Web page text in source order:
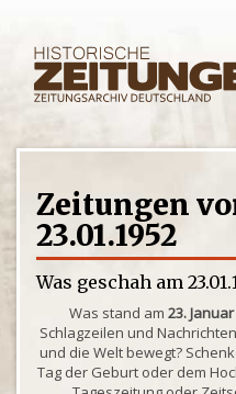
Zeitungen
23.01.1952
Was geschah am
Was stand am 23.
Schlagzeilen und
und die Welt bewegt?
Tag der Geburt oder dem